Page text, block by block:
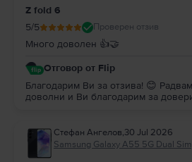
Z fold 6
5/5 Проверен отзив
Много доволен 👍🤝
Отговор от Flip
Благодарим Ви за отзива! 😊
доволни и Ви благодарим за
Стефан Ангелов,30 Jul 2026
Samsung Galaxy A55 5G Dual